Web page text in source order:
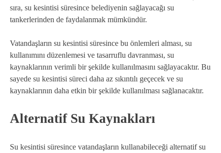
sıra, su kesintisi süresince belediyenin sağlayacağı su
tankerlerinden de faydalanmak mümkündür.
Vatandaşların su kesintisi süresince bu önlemleri alması, su
kullanımını düzenlemesi ve tasarruflu davranması, su
kaynaklarının verimli bir şekilde kullanılmasını sağlayacaktır. Bu
sayede su kesintisi süreci daha az sıkıntılı geçecek ve su
kaynaklarının daha etkin bir şekilde kullanılması sağlanacaktır.
Alternatif Su Kaynakları
Su kesintisi süresince vatandaşların kullanabileceği alternatif su